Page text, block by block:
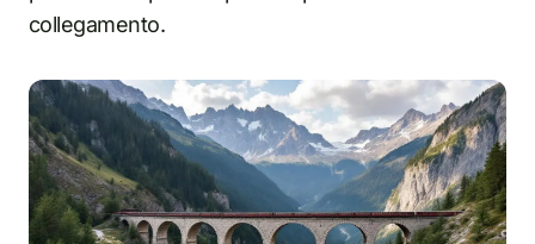
collegamento.